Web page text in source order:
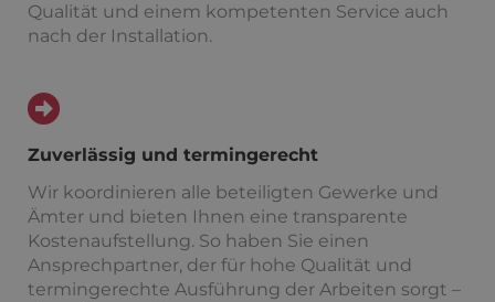
Qualität und einem kompetenten Service auch
nach der Installation.
Zuverlässig und termingerecht
Wir koordinieren alle beteiligten Gewerke und
Ämter und bieten Ihnen eine transparente
Kostenaufstellung. So haben Sie einen
Ansprechpartner, der für hohe Qualität und
termingerechte Ausführung der Arbeiten sorgt –